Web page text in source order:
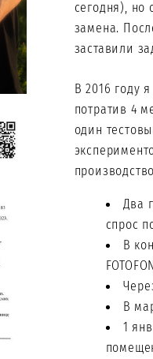
сегодня), но
замена.
заставили
В 2016 году
потратив 4
один
Два
спрос
В
В
1